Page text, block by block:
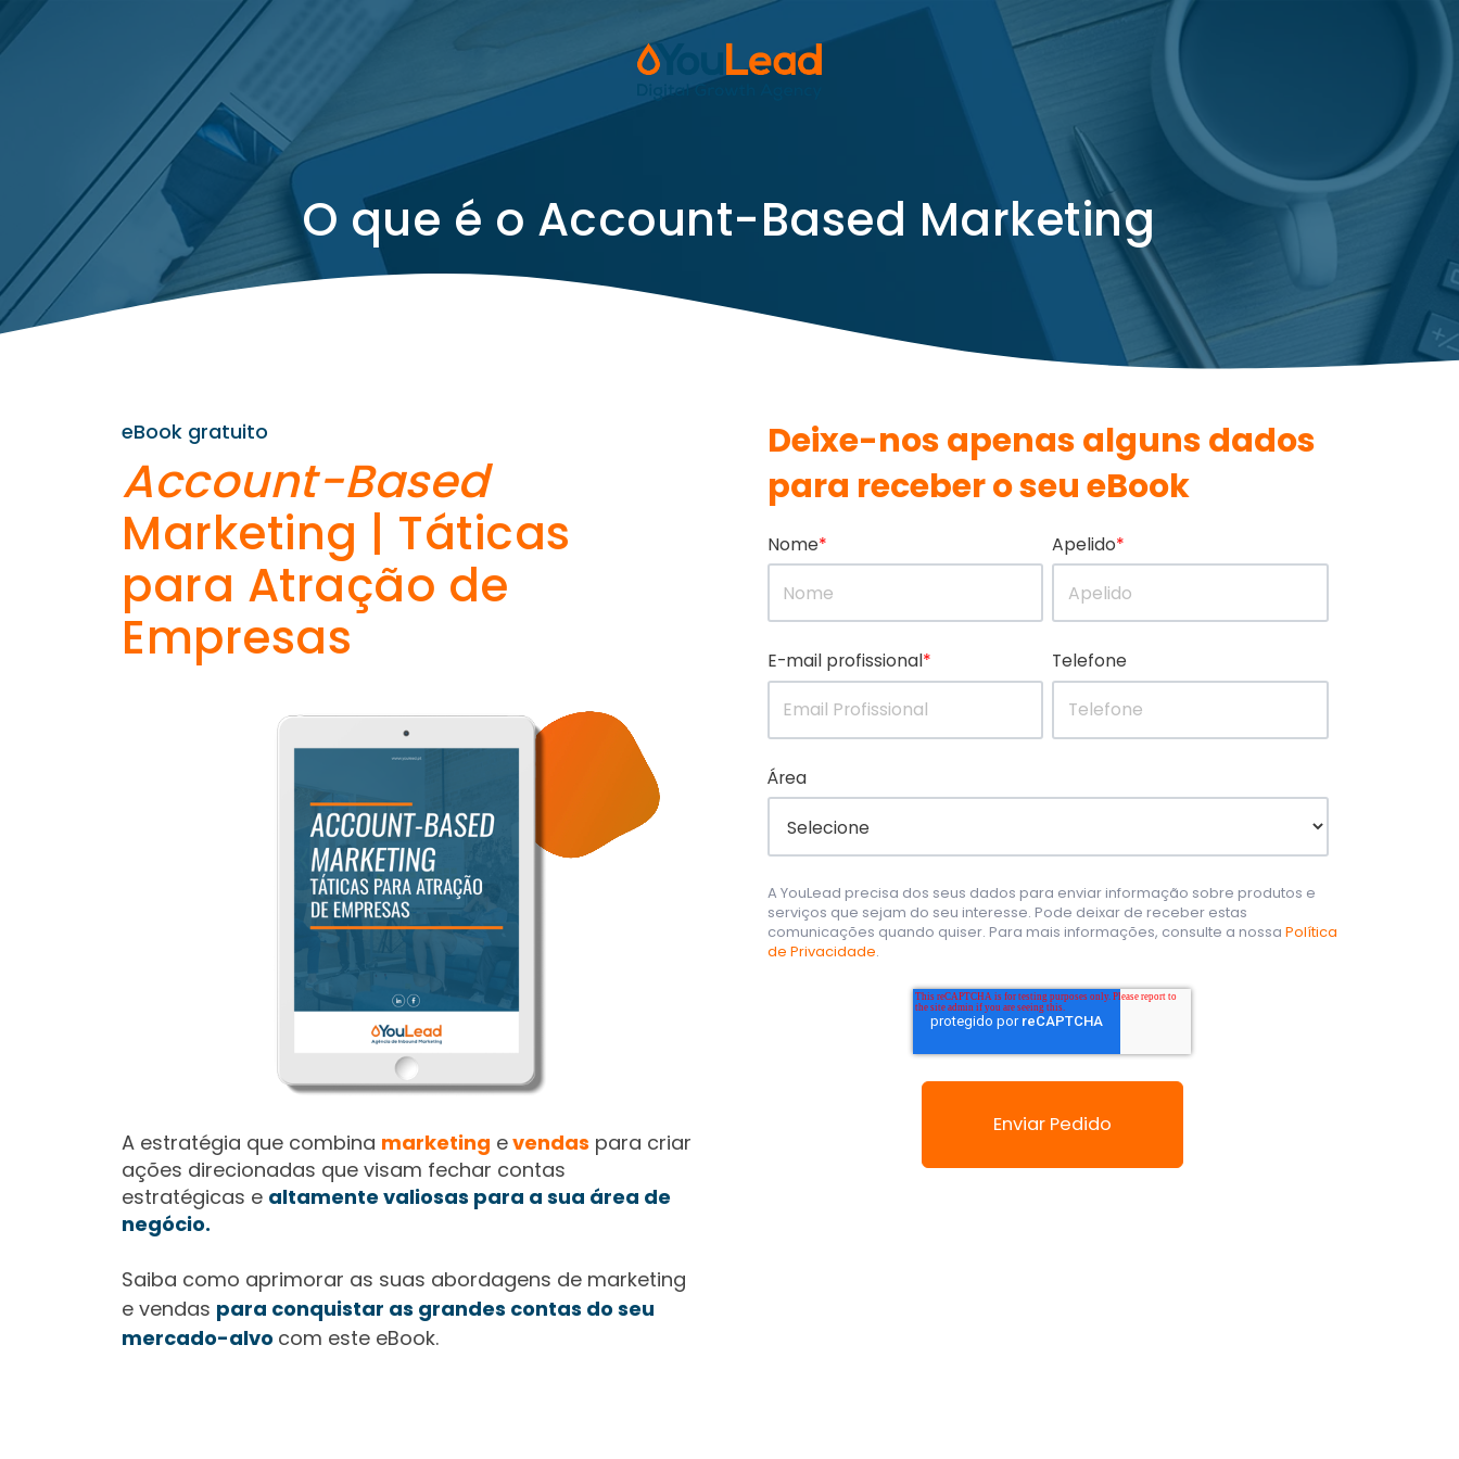
O que é o Account-Based Marketing
eBook gratuito
Account-Based
Marketing | Táticas
para Atração de
Empresas
A estratégia que combina marketing evendas para criar
ações direcionadas que visam fechar contas
estratégicas e altamente valiosas para a sua área de
negócio.
Saiba como aprimorar as suas abordagens de marketing
e vendas para conquistar as grandes contas do seu
mercado-alvo com este eBook.
Deixe-nos apenas alguns dados
para receber o seu eBook
Nome* Apelido*
E-mail profissional* Telefone
Área
A YouLead precisa dos seus dados para enviar informação sobre produtos e
serviços que sejam do seu interesse. Pode deixar de receber estas
comunicações quando quiser. Para mais informações, consulte a nossa Política
de Privacidade.